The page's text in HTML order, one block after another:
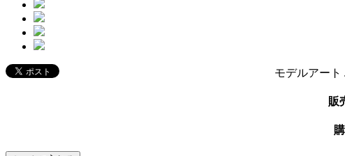
モデルアート
販